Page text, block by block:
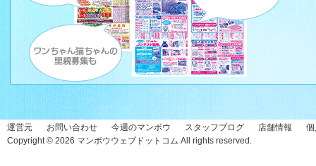
運営元 お問い合わせ 今週のマンボウ スタッフブログ 店舗情報
Copyright © 2026 マンボウウェブドットコム All rights reserved.